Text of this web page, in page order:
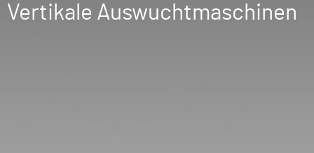
Vertikale Auswuchtmaschinen